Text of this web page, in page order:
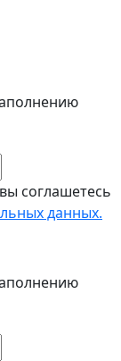
соглашетесь
данных.